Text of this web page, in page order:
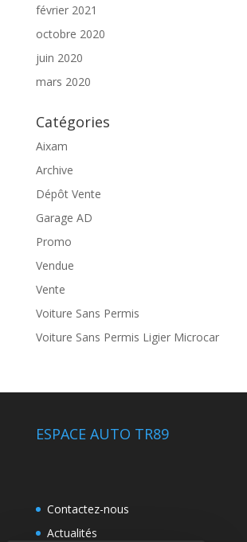
février 2021
octobre 2020
juin 2020
mars 2020
Catégories
Aixam
Archive
Dépôt Vente
Garage AD
Promo
Vendue
Vente
Voiture Sans Permis
Voiture Sans Permis Ligier Microcar
ESPACE AUTO TR89
Contactez-nous
Actualités